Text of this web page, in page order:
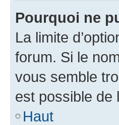
Pourquoi ne
La limite
forum. Si le
vous semble
est possible de
Haut